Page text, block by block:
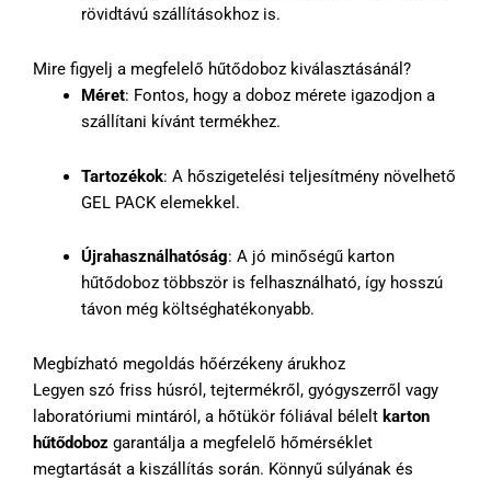
rövidtávú szállításokhoz is.
Mire figyelj a megfelelő hűtődoboz kiválasztásánál?
Méret: Fontos, hogy a doboz mérete igazodjon a
szállítani kívánt termékhez.
Tartozékok: A hőszigetelési teljesítmény növelhető
GEL PACK elemekkel.
Újrahasználhatóság: A jó minőségű karton
hűtődoboz többször is felhasználható, így hosszú
távon még költséghatékonyabb.
Megbízható megoldás hőérzékeny árukhoz
Legyen szó friss húsról, tejtermékről, gyógyszerről vagy
laboratóriumi mintáról, a hőtükör fóliával bélelt karton
hűtődoboz garantálja a megfelelő hőmérséklet
megtartását a kiszállítás során. Könnyű súlyának és